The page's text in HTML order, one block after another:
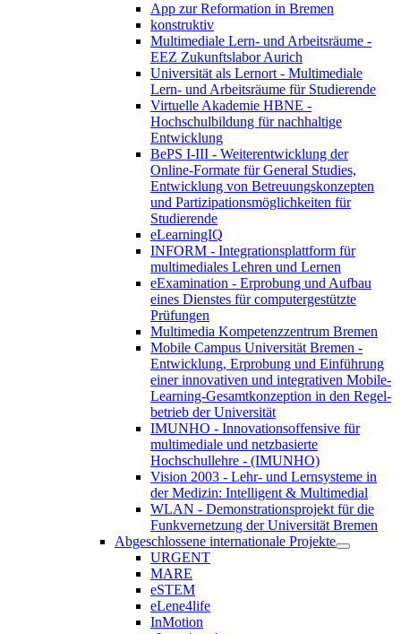
App zur Reformation in Bremen
konstruktiv
Multimediale Lern- und Arbeitsräume -
EEZ Zukunftslabor Aurich
Universität als Lernort - Multimediale
Lern- und Arbeitsräume für Studierende
Virtuelle Akademie HBNE -
Hochschulbildung für nachhaltige
Entwicklung
BePS I-III - Weiterentwicklung der
Online-Formate für General Studies,
Entwicklung von Betreuungskonzepten
und Partizipationsmöglichkeiten für
Studierende
eLearningIQ
INFORM - Integrationsplattform für
multimediales Lehren und Lernen
eExamination - Erprobung und Aufbau
eines Dienstes für computergestützte
Prüfungen
Multimedia Kompetenzzentrum Bremen
Mobile Campus Universität Bremen -
Entwicklung, Erprobung und Einführung
einer innovativen und integrativen Mobile-
Learning-Gesamtkonzeption in den Regel-
betrieb der Universität
IMUNHO - Innovationsoffensive für
multimediale und netzbasierte
Hochschullehre - (IMUNHO)
Vision 2003 - Lehr- und Lernsysteme in
der Medizin: Intelligent & Multimedial
WLAN - Demonstrationsprojekt für die
Funkvernetzung der Universität Bremen
Abgeschlossene internationale Projekte
URGENT
MARE
eSTEM
eLene4life
InMotion